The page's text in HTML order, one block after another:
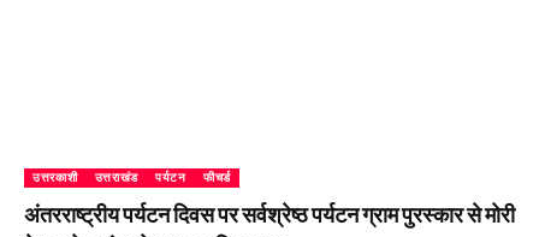
उत्तरकाशी उत्तराखंड पर्यटन फीचर्ड
अंतरराष्ट्रीय पर्यटन दिवस पर सर्वश्रेष्ठ पर्यटन ग्राम पुरस्कार से मोरी